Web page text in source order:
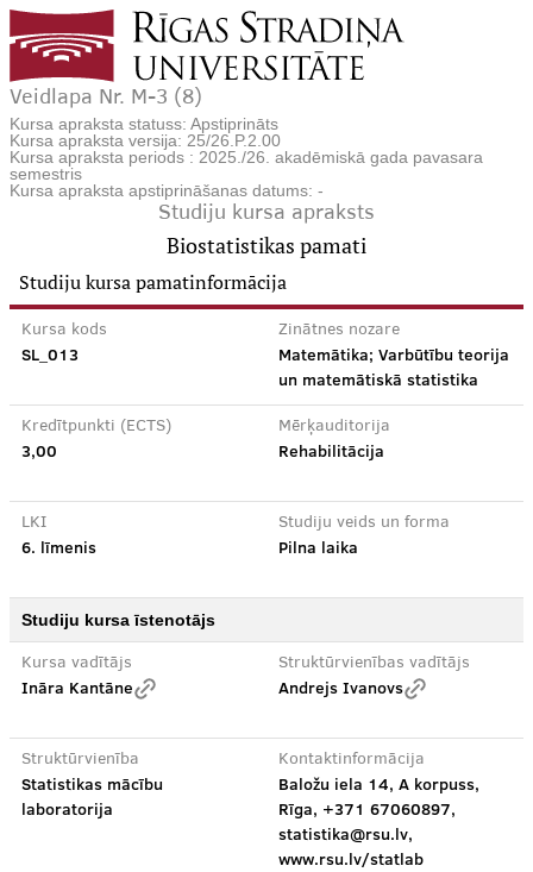
Veidlapa Nr. M-3 (8)
Kursa apraksta statuss: Apstiprināts
Kursa apraksta versija: 25/26.P.2.00
Kursa apraksta periods : 2025./26. akadēmiskā gada pavasara
semestris
Kursa apraksta apstiprināšanas datums: -
Studiju kursa apraksts
Biostatistikas pamati
Studiju kursa pamatinformācija
Kursa kods
SL_013
Zinātnes nozare
Matemātika; Varbūtību teorija
un matemātiskā statistika
Kredītpunkti (ECTS)
3,00
Mērķauditorija
Rehabilitācija
LKI
6. līmenis
Studiju veids un forma
Pilna laika
Studiju kursa īstenotājs
Kursa vadītājs
Ināra Kantāne
Struktūrvienības vadītājs
Andrejs Ivanovs
Struktūrvienība
Statistikas mācību
laboratorija
Kontaktinformācija
Baložu iela 14, A korpuss,
Rīga, +371 67060897,
statistika@rsu.lv,
www.rsu.lv/statlab